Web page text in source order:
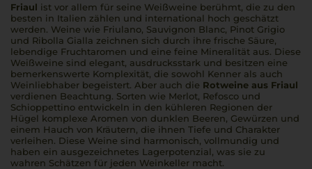
Friaul ist vor allem für seine Weißweine berühmt, die zu den
besten in Italien zählen und international hoch geschätzt
werden. Weine wie Friulano, Sauvignon Blanc, Pinot Grigio
und Ribolla Gialla zeichnen sich durch ihre frische Säure,
lebendige Fruchtaromen und eine feine Mineralität aus. Diese
Weißweine sind elegant, ausdrucksstark und besitzen eine
bemerkenswerte Komplexität, die sowohl Kenner als auch
Weinliebhaber begeistert. Aber auch die Rotweine aus Friaul
verdienen Beachtung. Sorten wie Merlot, Refosco und
Schioppettino entwickeln in den kühleren Regionen der
Hügel komplexe Aromen von dunklen Beeren, Gewürzen und
einem Hauch von Kräutern, die ihnen Tiefe und Charakter
verleihen. Diese Weine sind harmonisch, vollmundig und
haben ein ausgezeichnetes Lagerpotenzial, was sie zu
wahren Schätzen für jeden Weinkeller macht.